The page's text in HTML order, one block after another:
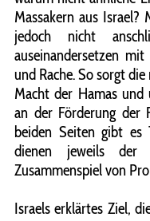
Massakern aus Israel?
jedoch nicht
auseinandersetzen
und Rache. So sorgt
Macht der Hamas und
an der Förderung der
beiden Seiten gibt
dienen jeweils der
Zusammenspiel von
Israels erklärtes Ziel,